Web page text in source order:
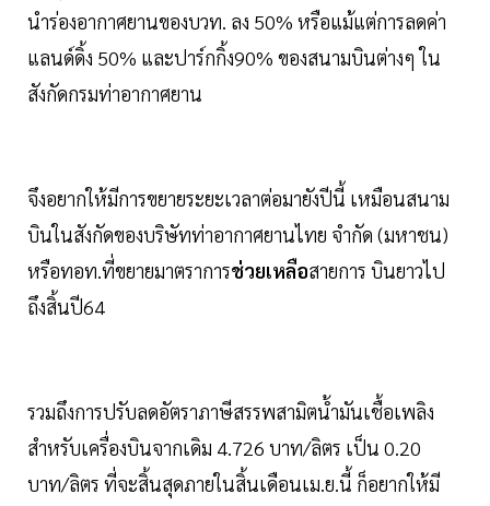
นำร่องอากาศยานของบวท. ลง 50% หรือแม้แต่การลดค่า
แลนด์ดิ้ง 50% และปาร์กกิ้ง90% ของสนามบินต่างๆ ใน
สังกัดกรมท่าอากาศยาน
จึงอยากให้มีการขยายระยะเวลาต่อมายังปีนี้ เหมือนสนาม
บินในสังกัดของบริษัทท่าอากาศยานไทย จำกัด (มหาชน)
หรือทอท.ที่ขยายมาตราการช่วยเหลือสายการ บินยาวไป
ถึงสิ้นปี64
รวมถึงการปรับลดอัตราภาษีสรรพสามิตนํ้ามันเชื้อเพลิง
สำหรับเครื่องบินจากเดิม 4.726 บาท/ลิตร เป็น 0.20
บาท/ลิตร ที่จะสิ้นสุดภายในสิ้นเดือนเม.ย.นี้ ก็อยากให้มี